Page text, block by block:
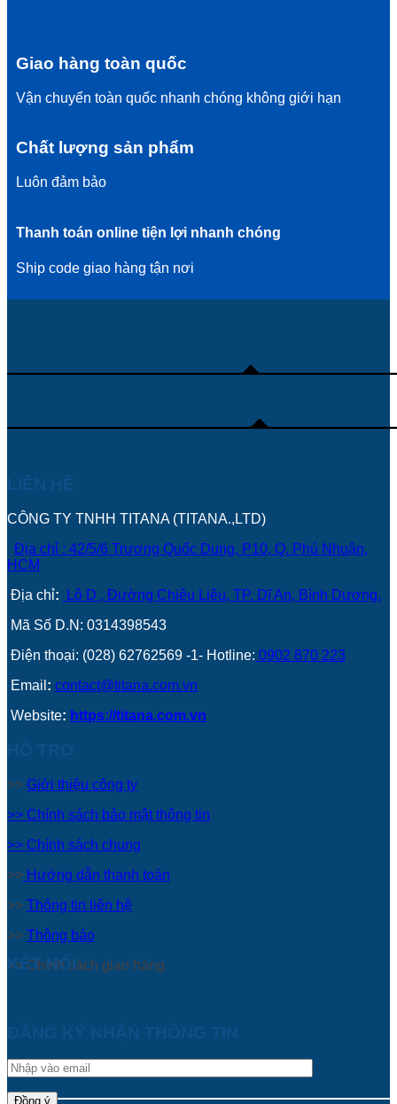
Giao hàng toàn quốc
Vận chuyển toàn quốc nhanh chóng không giới hạn
Chất lượng sản phẩm
Luôn đảm bảo
Thanh toán online tiện lợi nhanh chóng
Ship code giao hàng tận nơi
CÔNG TY TNHH TITANA (TITANA.,LTD)
Địa chỉ : 42/5/6 Trương Quốc Dung, P10, Q. Phú Nhuận,
HCM
Địa chỉ:
Lô D , Đường Chiêu Liêu, TP. Dĩ An, Bình Dương.
Mã Số D.N: 0314398543
Điện thoại: (028) 62762569 -1- Hotline: 0902 870 223
Email : contact@titana.com.vn
Website: https://titana.com.vn
>> Giới thiệu công ty
>> Chính sách bảo mật thông tin
>> Chính sách chung
>> Hướng dẫn thanh toán
>> Thông tin liên hệ
>> Thông báo
>> Chính sách giao hàng
KẾT NỐI